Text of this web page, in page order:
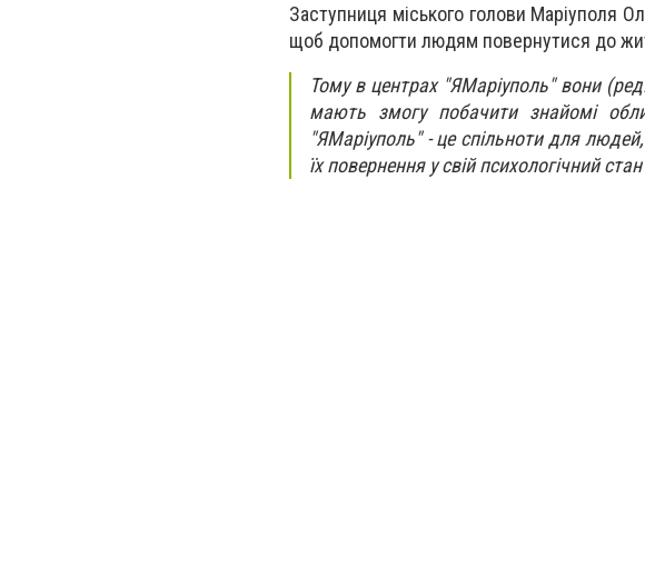
Заступниця міського голови Маріуполя
щоб допомогти людям повернутися до
Тому в центрах "ЯМаріуполь" вони
мають змогу побачити знайомі
"ЯМаріуполь" - це спільноти для
їх повернення у свій психологічний